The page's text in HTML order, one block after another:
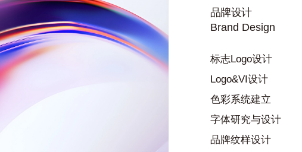
品牌设计
Brand Design
标志Logo设计
Logo&VI设计
色彩系统建立
字体研究与设计
品牌纹样设计